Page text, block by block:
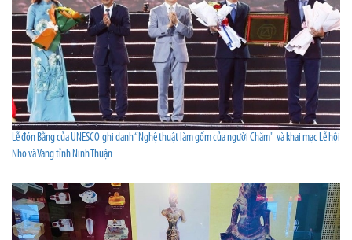
Lễ đón Bằng của UNESCO ghi danh “Nghệ thuật làm gốm của người Chăm" và khai mạc Lễ hội
Nho và Vang tỉnh Ninh Thuận